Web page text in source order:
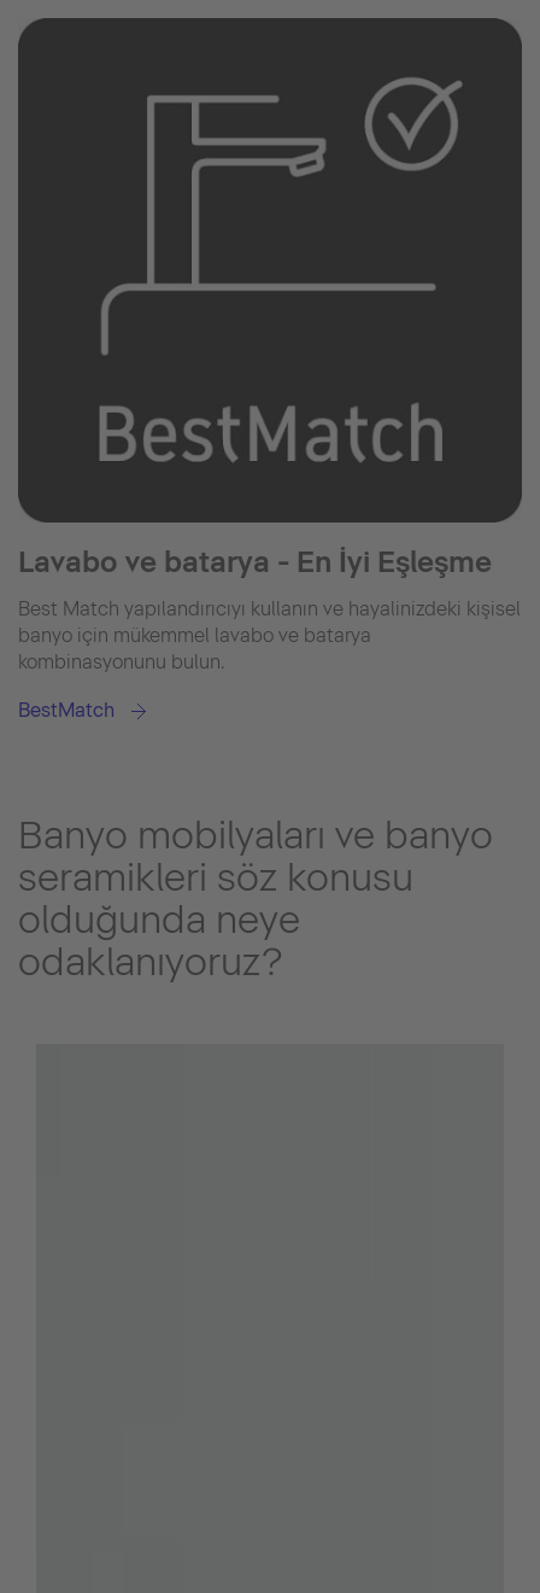
Lavabo ve batarya - En İyi Eşleşme
Best Match yapılandırıcıyı kullanın ve hayalinizdeki kişisel
banyo için mükemmel lavabo ve batarya
kombinasyonunu bulun.
BestMatch
Banyo mobilyaları ve banyo
seramikleri söz konusu
olduğunda neye
odaklanıyoruz?